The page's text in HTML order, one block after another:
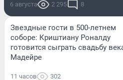
6 августа 2 295 8
Звездные гости в 500-летнем
соборе: Криштиану Роналду
готовится сыграть свадьбу
Мадейре
11 часов 302